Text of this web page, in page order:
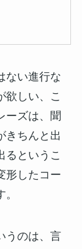
ない進行な
欲しい、こ
ーズは、聞
きちんと出
るというこ
形したコー
うのは、言